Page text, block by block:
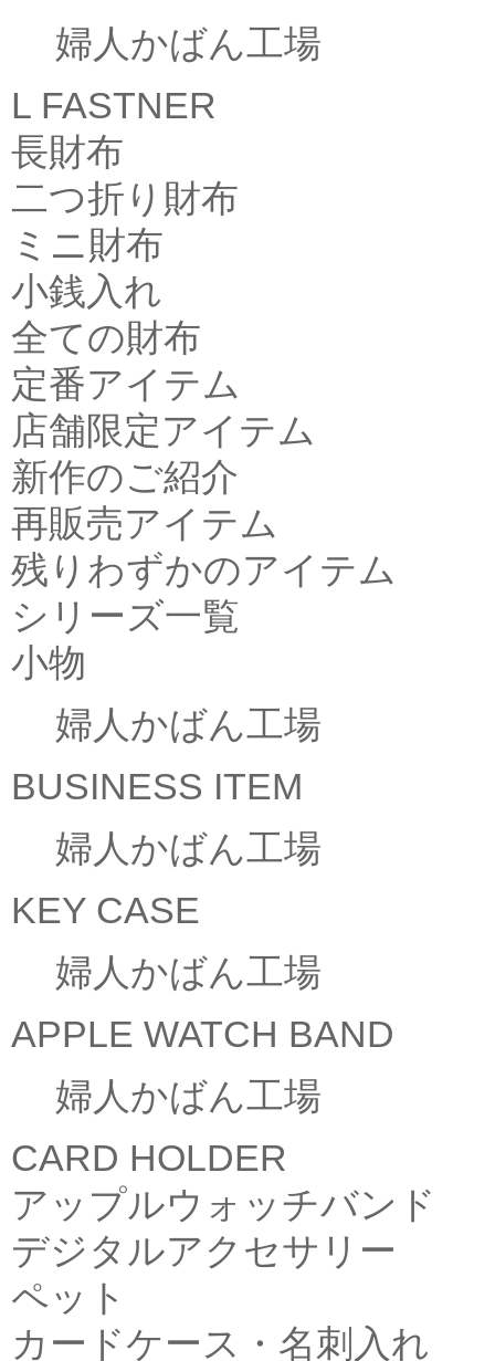
婦人かばん工場
L FASTNER
長財布
二つ折り財布
ミニ財布
小銭入れ
全ての財布
定番アイテム
店舗限定アイテム
新作のご紹介
再販売アイテム
残りわずかのアイテム
シリーズ一覧
小物
婦人かばん工場
BUSINESS ITEM
婦人かばん工場
KEY CASE
婦人かばん工場
APPLE WATCH BAND
婦人かばん工場
CARD HOLDER
アップルウォッチバンド
デジタルアクセサリー
ペット
カードケース・名刺入れ